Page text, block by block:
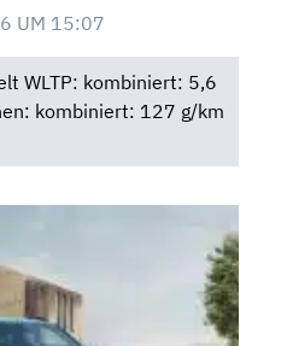
UM 15:07
WLTP: kombiniert: 5,6
kombiniert: 127 g/km